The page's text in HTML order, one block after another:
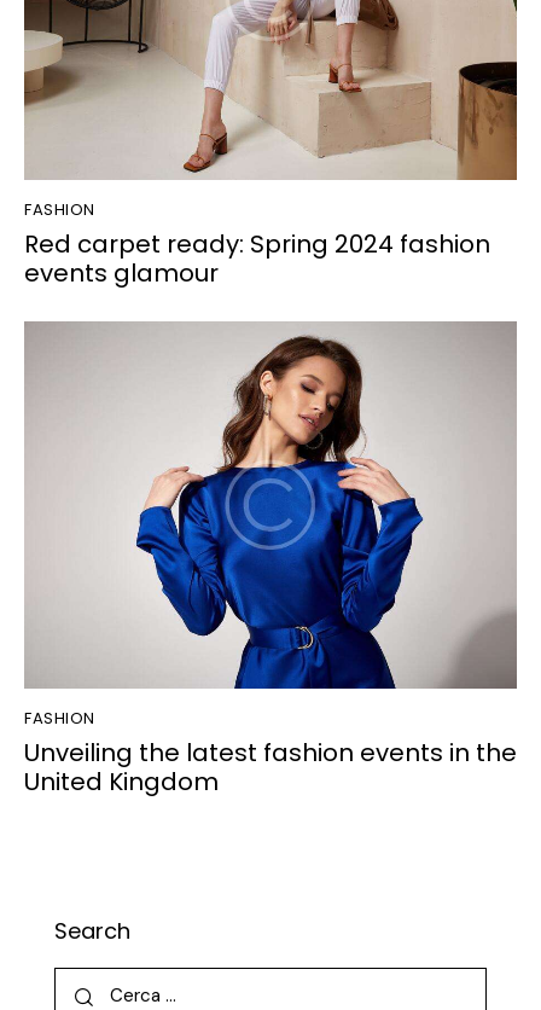
FASHION
Red carpet ready: Spring 2024 fashion
events glamour
FASHION
Unveiling the latest fashion events in the
United Kingdom
Search